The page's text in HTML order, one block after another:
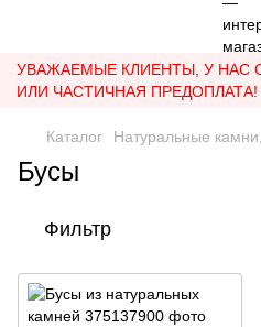
УВАЖАЕМЫЕ КЛИЕНТЫ, У НАС
ИЛИ ЧАСТИЧНАЯ ПРЕДОПЛАТА!
Каталог Натуральные
Бусы
Фильтр